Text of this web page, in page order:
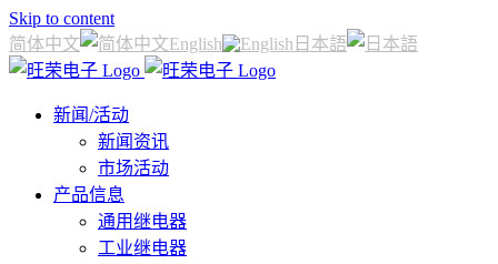
Skip to content
简体中文
English 日本語
新闻/活动
新闻资讯
市场活动
产品信息
通用继电器
工业继电器